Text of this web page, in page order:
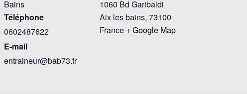
Bains
Téléphone
0602487622
E-mail
entraineur@bab73.fr
1060 Bd Garibaldi
Aix les bains, 73100
France + Google Map